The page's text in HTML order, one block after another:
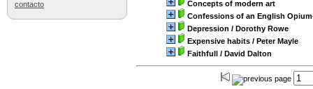
Concepts of modern art
Confessions of an English
Depression / Dorothy Rowe
Expensive habits / Peter Mayle
Faithfull / David Dalton
page
contacto